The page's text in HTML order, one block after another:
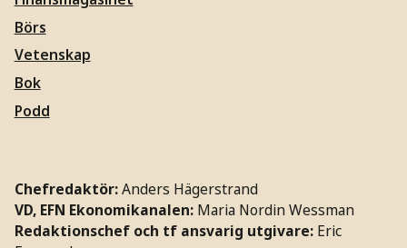
Börs
Vetenskap
Bok
Podd
Chefredaktör:Anders Hägerstrand
VD, EFN Ekonomikanalen: Maria Nordin Wessman
Redaktionschef och tf ansvarig utgivare: Eric